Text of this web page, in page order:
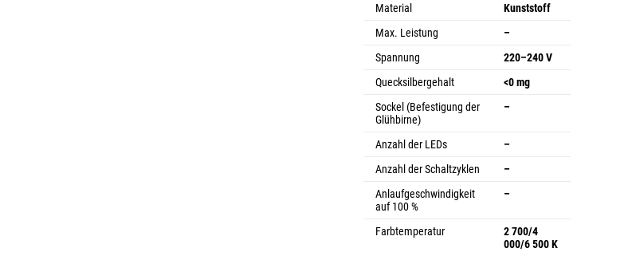
Material
Kunststoff
Max. Leistung
–
Spannung
220–240 V
Quecksilbergehalt
<0 mg
Sockel (Befestigung der
Glühbirne)
–
Anzahl der LEDs
–
Anzahl der Schaltzyklen
–
Anlaufgeschwindigkeit
auf 100 %
–
Farbtemperatur
2 700/4
000/6 500 K